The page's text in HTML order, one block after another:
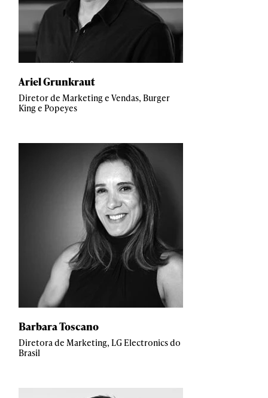
Ariel Grunkraut
Diretor de Marketing e Vendas, Burger
King e Popeyes
Barbara Toscano
Diretora de Marketing, LG Electronics do
Brasil